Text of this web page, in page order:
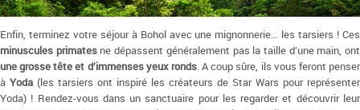
Enfin, terminez votre séjour à Bohol avec une mignonnerie… les tarsiers ! Ces
minuscules primatesne dépassent généralement pas la taille d’une main, ont
une grosse tête et d’immenses yeux ronds. A coup sûre, ils vous feront penser
à Yoda (les tarsiers ont inspiré les créateurs de Star Wars pour représenter
Yoda) ! Rendez-vous dans un sanctuaire pour les regarder et découvrir leur